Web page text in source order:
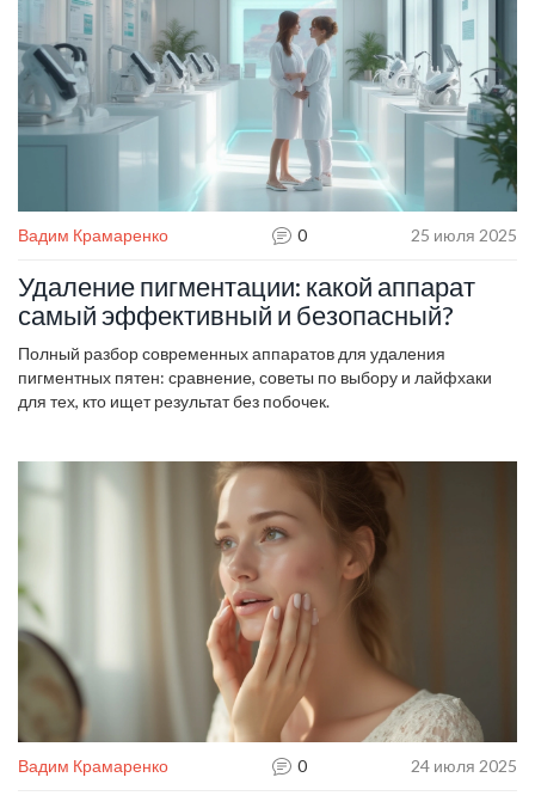
Вадим Крамаренко 0 25 июля 2025
Удаление пигментации: какой аппарат
самый эффективный и безопасный?
Полный разбор современных аппаратов для удаления
пигментных пятен: сравнение, советы по выбору и лайфхаки
для тех, кто ищет результат без побочек.
Вадим Крамаренко 0 24 июля 2025